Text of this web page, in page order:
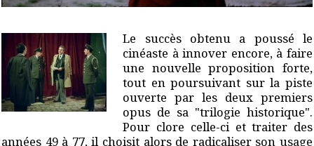
Le succès obtenu a poussé le
cinéaste à innover encore, à faire
une nouvelle proposition forte,
tout en poursuivant sur la piste
ouverte par les deux premiers
opus de sa "trilogie historique".
Pour clore celle-ci et traiter des
années 49 à 77, il choisit alors de radicaliser son usage